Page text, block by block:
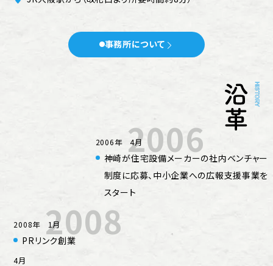
事務所について
2006
2006年 4月
神崎が住宅設備メーカーの社内ベンチャー
制度に応募、中小企業への広報支援事業を
スタート
2008
2008年 1月
PRリンク創業
4月